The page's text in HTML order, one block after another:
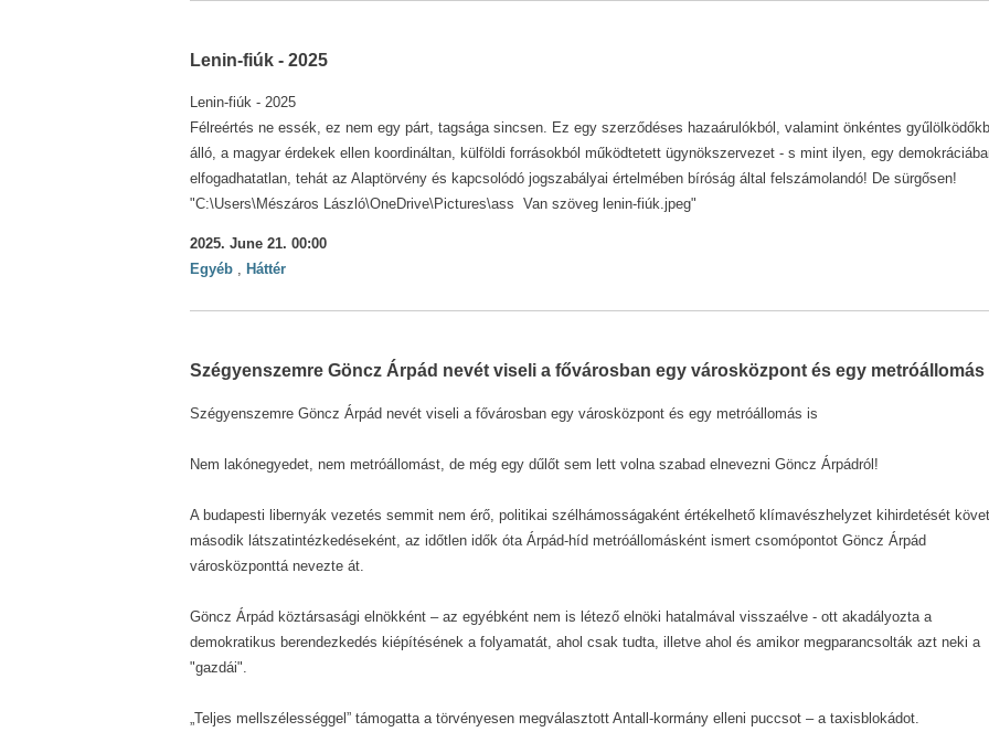
Lenin-fiúk - 2025
Lenin-fiúk - 2025
Félreértés ne essék, ez nem egy párt, tagsága sincsen. Ez egy szerződéses hazaárulókból, valamint önkéntes
álló, a magyar érdekek ellen koordináltan, külföldi forrásokból működtetett ügynökszervezet - s mint ilyen, egy
elfogadhatatlan, tehát az Alaptörvény és kapcsolódó jogszabályai értelmében bíróság által felszámolandó! De sürgősen!
"C:\Users\Mészáros László\OneDrive\Pictures\ass Van szöveg lenin-fiúk.jpeg"
2025. June 21. 00:00
Egyéb , Háttér
Szégyenszemre Göncz Árpád nevét viseli a fővárosban egy városközpont és egy metróállomás
Szégyenszemre Göncz Árpád nevét viseli a fővárosban egy városközpont és egy metróállomás is
Nem lakónegyedet, nem metróállomást, de még egy dűlőt sem lett volna szabad elnevezni Göncz Árpádról!
A budapesti libernyák vezetés semmit nem érő, politikai szélhámosságaként értékelhető klímavészhelyzet kihirdetését
második látszatintézkedéseként, az időtlen idők óta Árpád-híd metróállomásként ismert csomópontot Göncz Árpád
városközponttá nevezte át.
Göncz Árpád köztársasági elnökként – az egyébként nem is létező elnöki hatalmával visszaélve - ott akadályozta a
demokratikus berendezkedés kiépítésének a folyamatát, ahol csak tudta, illetve ahol és amikor megparancsolták azt neki a
"gazdái".
„Teljes mellszélességgel” támogatta a törvényesen megválasztott Antall-kormány elleni puccsot – a taxisblokádot.